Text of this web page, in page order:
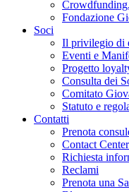
Fondazione
Soci
Il privilegio di
Eventi e
Progetto
Consulta dei
Comitato
Statuto e
Contatti
Prenota
Contact
Richiesta
Reclami
Prenota una